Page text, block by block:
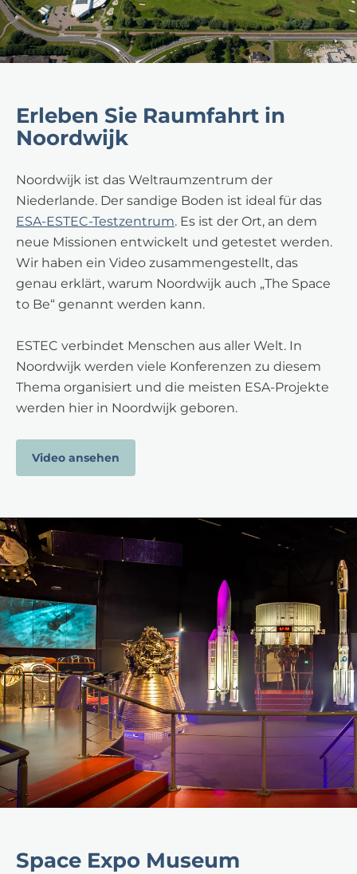
Erleben Sie Raumfahrt in
Noordwijk
Noordwijk ist das Weltraumzentrum der
Niederlande. Der sandige Boden ist ideal für das
ESA-ESTEC-Testzentrum. Es ist der Ort, an dem
neue Missionen entwickelt und getestet werden.
Wir haben ein Video zusammengestellt, das
genau erklärt, warum Noordwijk auch „The Space
to Be“ genannt werden kann.
ESTEC verbindet Menschen aus aller Welt. In
Noordwijk werden viele Konferenzen zu diesem
Thema organisiert und die meisten ESA-Projekte
werden hier in Noordwijk geboren.
Video ansehen
Space Expo Museum